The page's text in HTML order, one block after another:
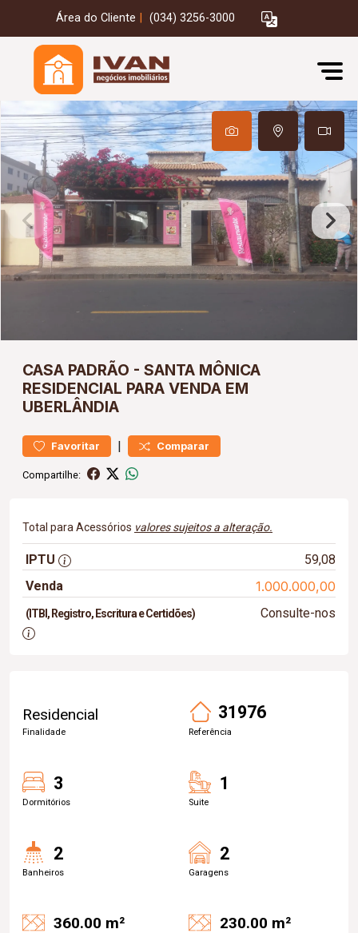
Área do Cliente (034) 3256-3000
CASA PADRÃO - SANTA MÔNICA
RESIDENCIAL PARA VENDA EM
UBERLÂNDIA
Favoritar | Comparar
Compartilhe:
Total para Acessórios valores sujeitos a alteração.
IPTU
59,08
Venda
1.000.000,00
(ITBI, Registro, Escritura e Certidões) Consulte-nos
Residencial
Finalidade
31976
Referência
3
Dormitórios
1
Suite
2
Banheiros
2
Garagens
360.00 m² 230.00 m²